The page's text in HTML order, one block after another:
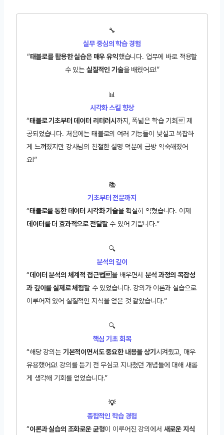
🔧
실무 중심의 학습 경험
“태블로를 활용한 실습은 매우 유익했습니다. 업무에 바로 적용할
수 있는 실질적인 기술을 배웠어요!”
📊
시각화 스킬 향상
“태블로 기초부터 데이터 리터러시까지, 폭넓은 학습 기회 제
공되었습니다. 처음에는 태블로의 여러 기능들이 낯설고 복잡하
게 느껴졌지만 강사님의 친절한 설명 덕분에 금방 익숙해졌어
요!”
📚
기초부터 전문까지
“태블로를 통한 데이터 시각화 기술을 확실히 익혔습니다. 이제
데이터를 더 효과적으로 전달할 수 있어 기쁩니다.”
🔍
분석의 깊이
“데 이터 분석의 체계적 접근법 을 배우면서 분석 과정의 복잡성
과 깊이를 실제로 체험할 수 있었습니다. 강의가 이론과 실습으로
이루어져 있어 실질적인 지식을 얻은 것 같았습니다.”
🔍
핵심 기초 회복
“해당 강의는 기본적이면서도 중요한 내용을 상기 시켜줬고, 매우
유용했어요! 강의를 듣기 전 무심코 지나쳤던 개념들에 대해 새롭
게 생각해 기회를 얻었습니다.”
💡
종합적인 학습 경험
“이론과 실습의 조화로운 균형이 이루어진 강의에서 새로운 지식